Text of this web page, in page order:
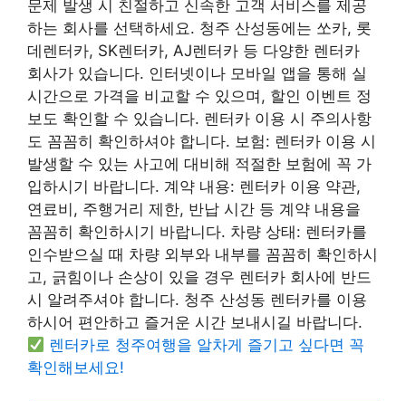
문제 발생 시 친절하고 신속한 고객 서비스를 제공
하는 회사를 선택하세요. 청주 산성동에는 쏘카, 롯
데렌터카, SK렌터카, AJ렌터카 등 다양한 렌터카
회사가 있습니다. 인터넷이나 모바일 앱을 통해 실
시간으로 가격을 비교할 수 있으며, 할인 이벤트 정
보도 확인할 수 있습니다. 렌터카 이용 시 주의사항
도 꼼꼼히 확인하셔야 합니다. 보험: 렌터카 이용 시
발생할 수 있는 사고에 대비해 적절한 보험에 꼭 가
입하시기 바랍니다. 계약 내용: 렌터카 이용 약관,
연료비, 주행거리 제한, 반납 시간 등 계약 내용을
꼼꼼히 확인하시기 바랍니다. 차량 상태: 렌터카를
인수받으실 때 차량 외부와 내부를 꼼꼼히 확인하시
고, 긁힘이나 손상이 있을 경우 렌터카 회사에 반드
시 알려주셔야 합니다. 청주 산성동 렌터카를 이용
하시어 편안하고 즐거운 시간 보내시길 바랍니다.
렌터카로 청주여행을 알차게 즐기고 싶다면 꼭
확인해보세요!